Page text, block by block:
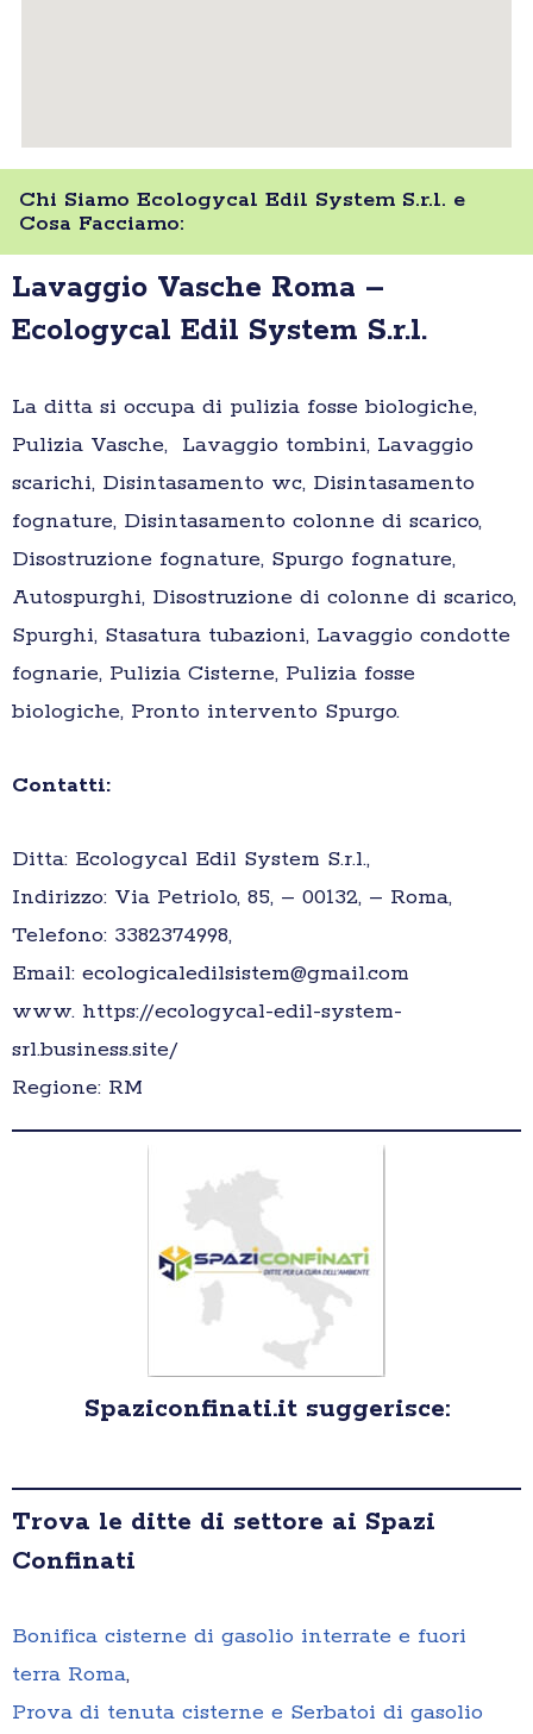
Chi Siamo Ecologycal Edil System S.r.l. e
Cosa Facciamo:
Lavaggio Vasche Roma –
Ecologycal Edil System S.r.l.
La ditta si occupa di pulizia fosse biologiche,
Pulizia Vasche, Lavaggio tombini, Lavaggio
scarichi, Disintasamento wc, Disintasamento
fognature, Disintasamento colonne di scarico,
Disostruzione fognature, Spurgo fognature,
Autospurghi, Disostruzione di colonne di scarico,
Spurghi, Stasatura tubazioni, Lavaggio condotte
fognarie, Pulizia Cisterne, Pulizia fosse
biologiche, Pronto intervento Spurgo.
Contatti:
Ditta: Ecologycal Edil System S.r.l.,
Indirizzo: Via Petriolo, 85, – 00132, – Roma,
Telefono: 3382374998,
Email: ecologicaledilsistem@gmail.com
www. https://ecologycal-edil-system-
srl.business.site/
Regione: RM
Spaziconfinati.it suggerisce:
Trova le ditte di settore ai Spazi
Confinati
Bonifica cisterne di gasolio interrate e fuori
terra Roma,
Prova di tenuta cisterne e Serbatoi di gasolio